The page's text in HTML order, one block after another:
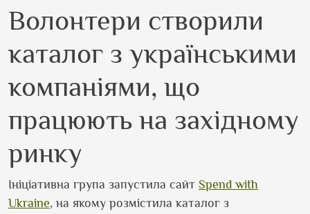
Волонтери створили
каталог з українськими
компаніями, що
працюють на західному
ринку
Ініціативна група запустила сайт Spend with
Ukraine, на якому розмістила каталог з